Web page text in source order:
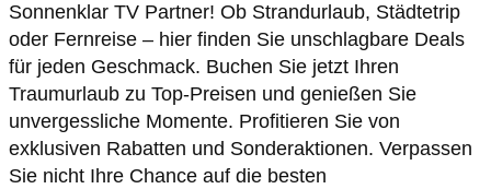
Sonnenklar TV Partner! Ob Strandurlaub, Städtetrip
oder Fernreise – hier finden Sie unschlagbare Deals
für jeden Geschmack. Buchen Sie jetzt Ihren
Traumurlaub zu Top-Preisen und genießen Sie
unvergessliche Momente. Profitieren Sie von
exklusiven Rabatten und Sonderaktionen. Verpassen
Sie nicht Ihre Chance auf die besten